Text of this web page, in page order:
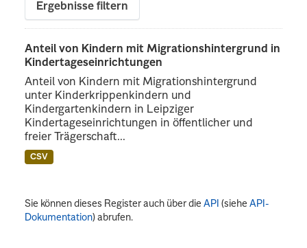
Ergebnisse filtern
Anteil von Kindern mit Migrationshintergrund in
Kindertageseinrichtungen
Anteil von Kindern mit Migrationshintergrund
unter Kinderkrippenkindern und
Kindergartenkindern in Leipziger
Kindertageseinrichtungen in öffentlicher und
freier Trägerschaft...
CSV
Sie können dieses Register auch über dieAPI (sieheAPI-
Dokumentation) abrufen.